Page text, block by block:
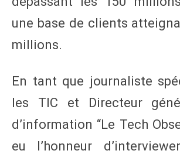
une base de clients
millions.
En tant que journaliste
les TIC et Directeur
d’information “Le Tech
eu l’honneur